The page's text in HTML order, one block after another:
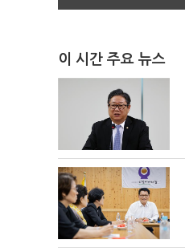
이 시간 주요 뉴스